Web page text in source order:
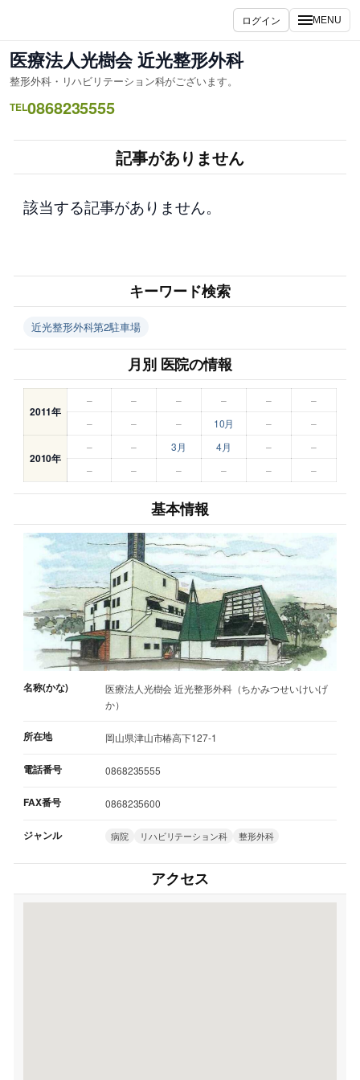
を
ス
キ
ッ
ログイン MENU
医療法人光樹会 近光整形外科
整形外科・リハビリテーション科がございます。
TEL0868235555
記事がありません
該当する記事がありません。
キーワード検索
近光整形外科第2駐車場
月別 医院の情報
2011年
– – – – –
–
–
– – 10月 – –
2010年
– – 3月 4月 –
–
–
– – – – –
基本情報
名称(かな)
医療法人光樹会 近光整形外科（ちかみつせいけいげ
か）
所在地 岡山県津山市椿高下127-1
電話番号 0868235555
FAX番号 0868235600
ジャンル 病院 リハビリテーション科 整形外科
アクセス